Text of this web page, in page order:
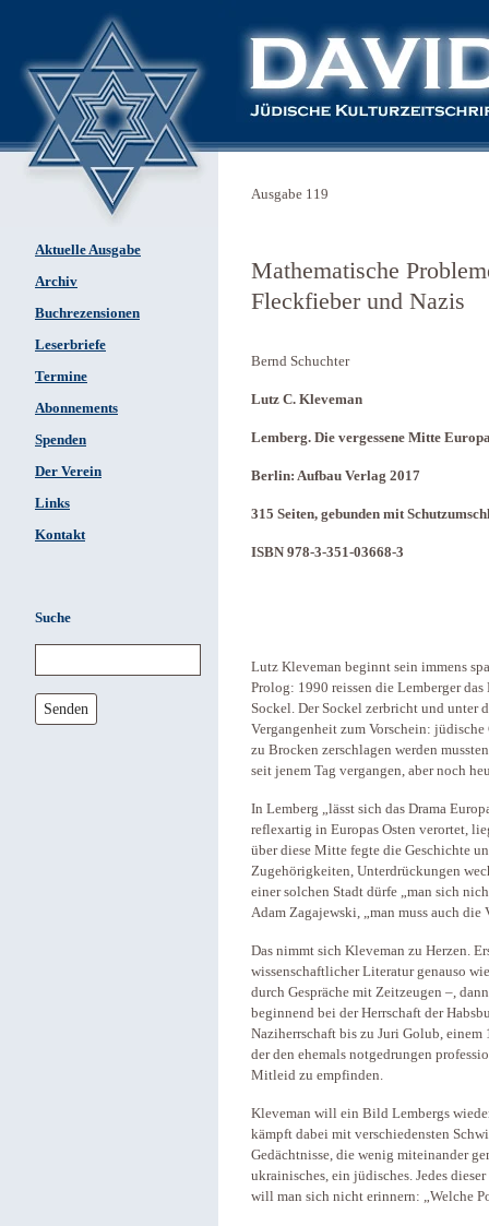
Aktuelle Ausgabe
Archiv
Buchrezensionen
Leserbriefe
Termine
Abonnements
Spenden
Der Verein
Links
Kontakt
Suche
Senden
Ausgabe 119
Mathematische
Fleckfieber und Nazis
Bernd Schuchter
Lutz C. Kleveman
Lemberg. Die vergessene Mitte
Berlin: Aufbau Verlag 2017
315 Seiten, gebunden mit
ISBN 978-3-351-03668-3
Lutz Kleveman beginnt sein immens
Prolog: 1990 reissen die Lemberger
Sockel. Der Sockel zerbricht und unter
Vergangenheit zum Vorschein:
zu Brocken zerschlagen werden
seit jenem Tag vergangen, aber noch
In Lemberg „lässt sich das Drama
reflexartig in Europas Osten verortet,
über diese Mitte fegte die Geschichte
Zugehörigkeiten, Unterdrückungen
einer solchen Stadt dürfe „man sich
Adam Zagajewski, „man muss auch
Das nimmt sich Kleveman zu Herzen.
wissenschaftlicher Literatur genauso
durch Gespräche mit Zeitzeugen –,
beginnend bei der Herrschaft der
Naziherrschaft bis zu Juri Golub,
der den ehemals notgedrungen
Mitleid zu empfinden.
Kleveman will ein Bild Lembergs
kämpft dabei mit verschiedensten
Gedächtnisse, die wenig miteinander
ukrainisches, ein jüdisches. Jedes
will man sich nicht erinnern: „Welche